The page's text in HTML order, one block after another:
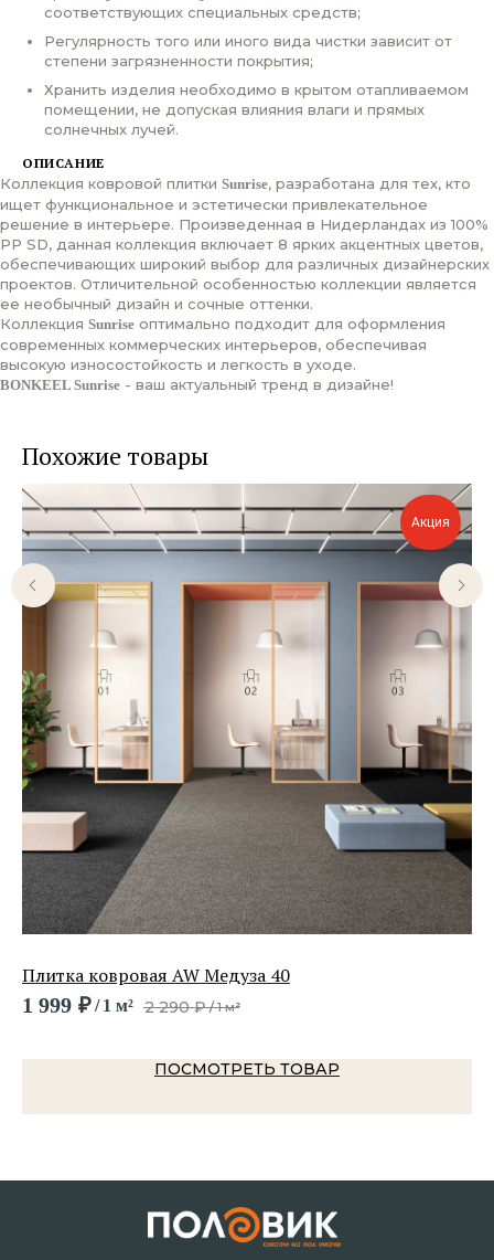
соответствующих специальных средств;
Регулярность того или иного вида чистки зависит от
степени загрязненности покрытия;
Хранить изделия необходимо в крытом отапливаемом
помещении, не допуская влияния влаги и прямых
солнечных лучей.
ОПИСАНИЕ
Коллекция ковровой плитки Sunrise, разработана для тех, кто
ищет функциональное и эстетически привлекательное
решение в интерьере. Произведенная в Нидерландах из 100%
PP SD, данная коллекция включает 8 ярких акцентных цветов,
обеспечивающих широкий выбор для различных дизайнерских
проектов. Отличительной особенностью коллекции является
ее необычный дизайн и сочные оттенки.
Коллекция Sunrise оптимально подходит для оформления
современных коммерческих интерьеров, обеспечивая
высокую износостойкость и легкость в уходе.
BONKEEL Sunrise - ваш актуальный тренд в дизайне!
Похожие товары
Акция
Плитка ковровая AW Медуза 40
1 999 ₽/ 1 м² 2 290 ₽ / 1 м²
ПОСМОТРЕТЬ ТОВАР